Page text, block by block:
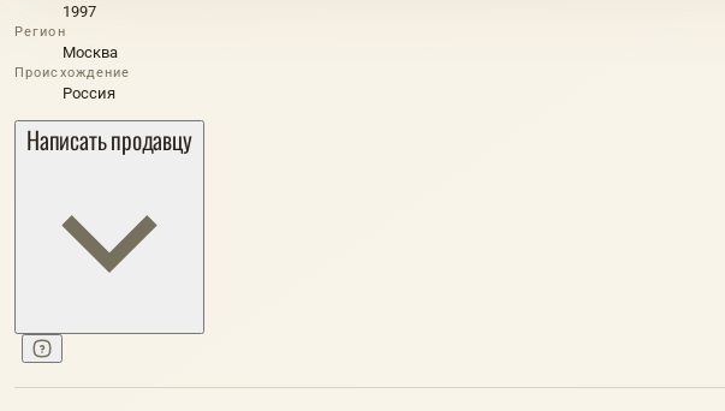
1997
Регион
Москва
Происхождение
Россия
Написать продавцу